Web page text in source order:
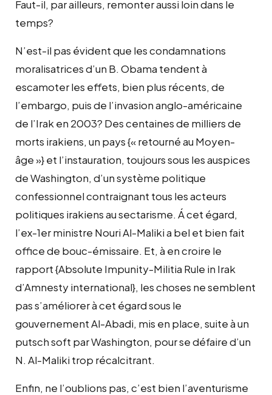
Faut-il, par ailleurs, remonter aussi loin dans le
temps?
N’est-il pas évident que les condamnations
moralisatrices d’un B. Obama tendent à
escamoter les effets, bien plus récents, de
l’embargo, puis de l’invasion anglo-américaine
de l’Irak en 2003? Des centaines de milliers de
morts irakiens, un pays {« retourné au Moyen-
âge »} et l’instauration, toujours sous les auspices
de Washington, d’un système politique
confessionnel contraignant tous les acteurs
politiques irakiens au sectarisme. Á cet égard,
l’ex-1er ministre Nouri Al-Maliki a bel et bien fait
office de bouc-émissaire. Et, à en croire le
rapport {Absolute Impunity-Militia Rule in Irak
d’Amnesty international}, les choses ne semblent
pas s’améliorer à cet égard sous le
gouvernement Al-Abadi, mis en place, suite à un
putsch soft par Washington, pour se défaire d’un
N. Al-Maliki trop récalcitrant.
Enfin, ne l’oublions pas, c’est bien l’aventurisme